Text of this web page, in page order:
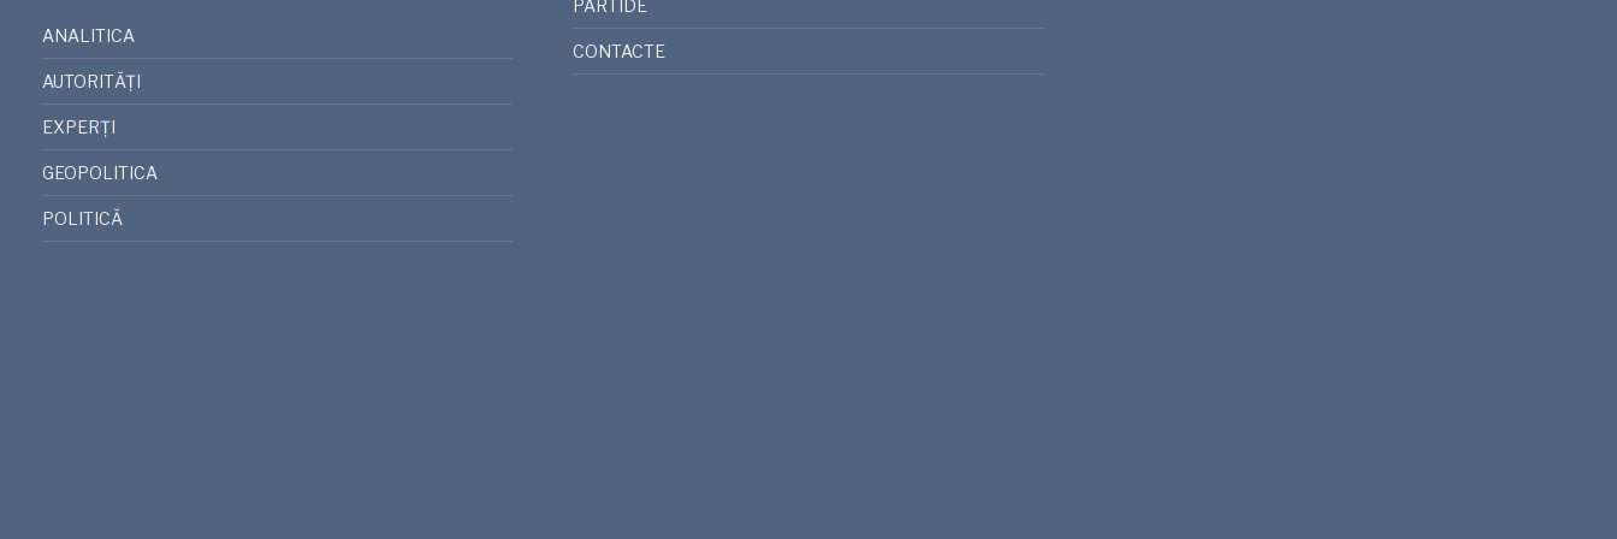
ANALITICA
AUTORITĂȚI
EXPERȚI
GEOPOLITICA
POLITICĂ
PARTIDE
CONTACTE